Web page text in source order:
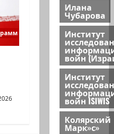
Канал
Илана
Чубарова
Институт
войн
Институт
войн ISIWIS
Колярский
Марк»с»